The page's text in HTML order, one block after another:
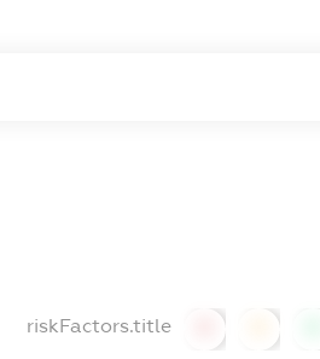
riskFactors.title